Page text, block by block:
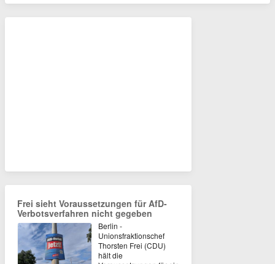
Frei sieht Voraussetzungen für AfD-
Verbotsverfahren nicht gegeben
Berlin -
Unionsfraktionschef
Thorsten Frei (CDU)
hält die